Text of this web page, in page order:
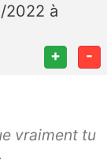
2022 à
+ -
vraiment tu